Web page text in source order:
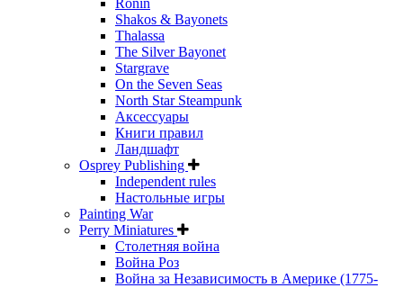
Ronin
Shakos & Bayonets
Thalassa
The Silver Bayonet
Stargrave
On the Seven Seas
North Star Steampunk
Аксессуары
Книги правил
Ландшафт
Osprey Publishing
Independent rules
Настольные игры
Painting War
Perry Miniatures
Столетняя война
Война Роз
Война за Независимость в Америке (1775-